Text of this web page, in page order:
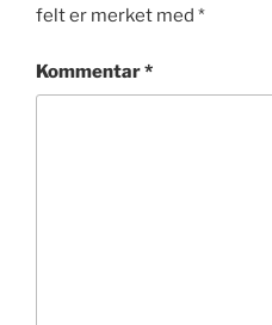
felt er merket med *
Kommentar*